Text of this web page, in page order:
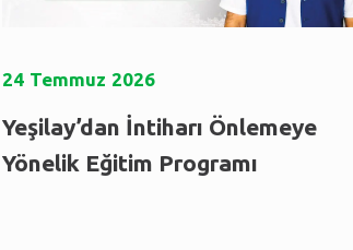
24 Temmuz 2026
Yeşilay’dan İntiharı Önlemeye
Yönelik Eğitim Programı